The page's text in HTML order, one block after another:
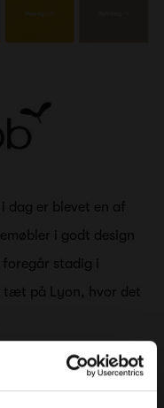
dag er blevet en af
i godt design
stadig i
tæt på Lyon, hvor det
teknik, håndværk